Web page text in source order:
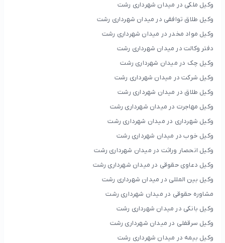
وکیل ملکی در میدان شهرداری رشت
وکیل طلاق توافقی در میدان شهرداری رشت
وکیل مواد مخدر در میدان شهرداری رشت
دفتر وکالت در میدان شهرداری رشت
وکیل چک در میدان شهرداری رشت
وکیل شرکت در میدان شهرداری رشت
وکیل طلاق در میدان شهرداری رشت
وکیل مهاجرت در میدان شهرداری رشت
وکیل شهرداری در میدان شهرداری رشت
وکیل خوب در میدان شهرداری رشت
وکیل انحصار وراثت در میدان شهرداری رشت
وکیل دعاوی حقوقی در میدان شهرداری رشت
وکیل بین المللی در میدان شهرداری رشت
مشاوره حقوقی در میدان شهرداری رشت
وکیل بانکی در میدان شهرداری رشت
وکیل سرقفلی در میدان شهرداری رشت
وکیل بیمه در میدان شهرداری رشت